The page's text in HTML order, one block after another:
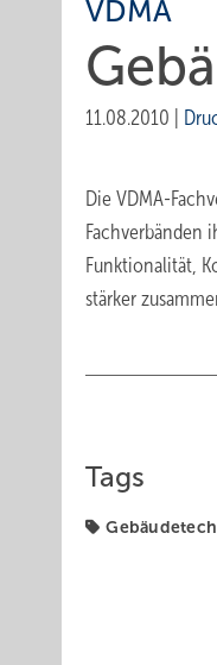
VDMA
11.08.2010
Die VDMA-
Fachverbänden
Funktionalität,
stärker
Tags